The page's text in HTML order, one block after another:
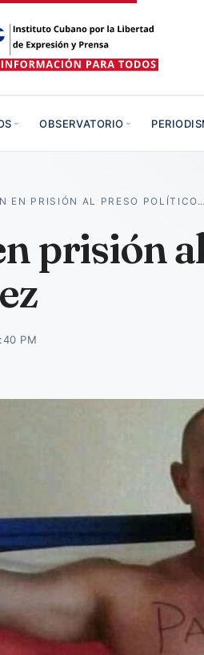
OBSERVATORIO
EN PRISIÓN AL PRESO POLÍTICO…
prisión
PM